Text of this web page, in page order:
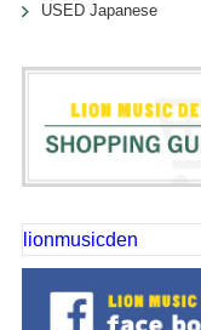
USED Japanese
lionmusicden